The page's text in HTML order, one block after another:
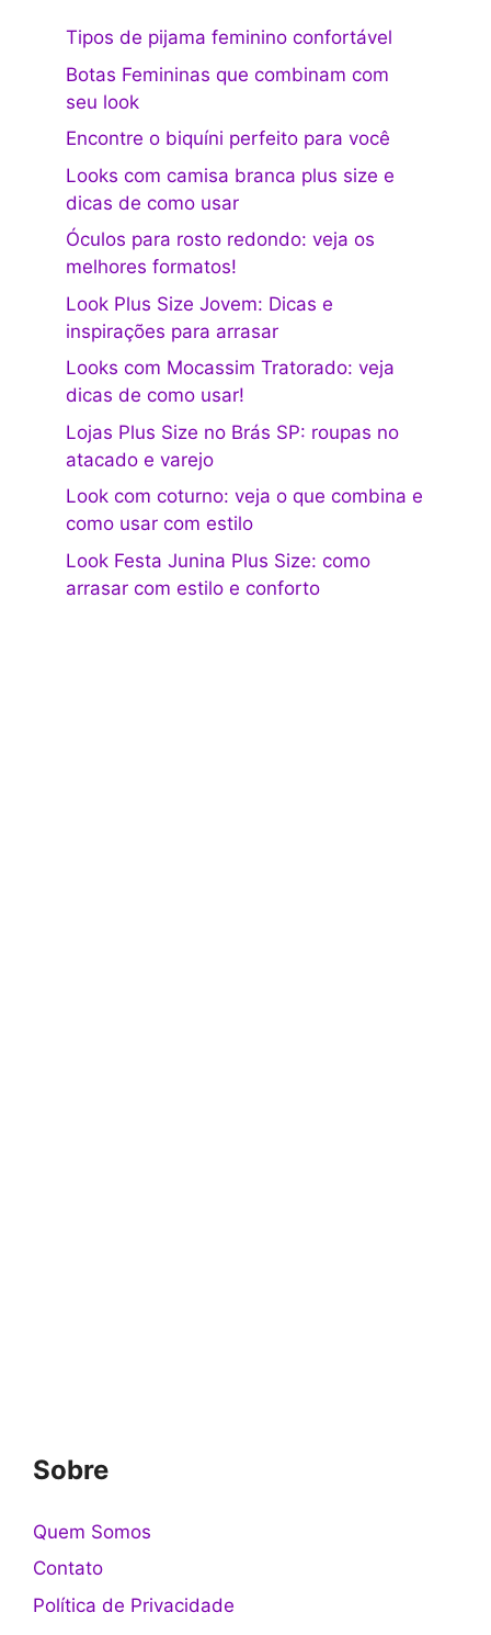
Tipos de pijama feminino confortável
Botas Femininas que combinam com
seu look
Encontre o biquíni perfeito para você
Looks com camisa branca plus size e
dicas de como usar
Óculos para rosto redondo: veja os
melhores formatos!
Look Plus Size Jovem: Dicas e
inspirações para arrasar
Looks com Mocassim Tratorado: veja
dicas de como usar!
Lojas Plus Size no Brás SP: roupas no
atacado e varejo
Look com coturno: veja o que combina e
como usar com estilo
Look Festa Junina Plus Size: como
arrasar com estilo e conforto
Sobre
Quem Somos
Contato
Política de Privacidade